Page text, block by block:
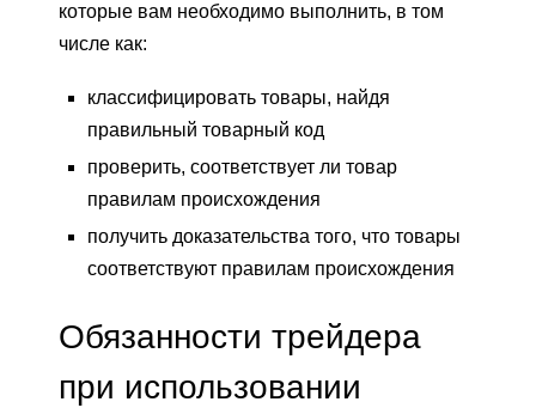
которые вам необходимо выполнить, в том
числе как:
классифицировать товары, найдя
правильный товарный код
проверить, соответствует ли товар
правилам происхождения
получить доказательства того, что товары
соответствуют правилам происхождения
Обязанности трейдера
при использовании